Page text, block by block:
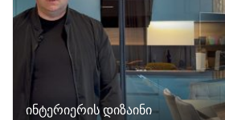
ინტერიერის დიზაინი